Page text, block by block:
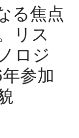
る焦点
リス
ロジ
参加